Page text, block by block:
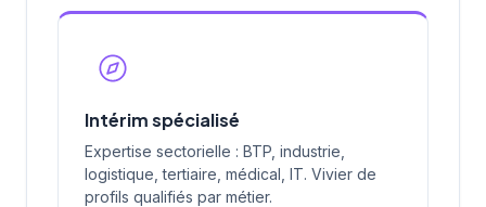
Intérim spécialisé
Expertise sectorielle : BTP, industrie,
logistique, tertiaire, médical, IT. Vivier de
profils qualifiés par métier.